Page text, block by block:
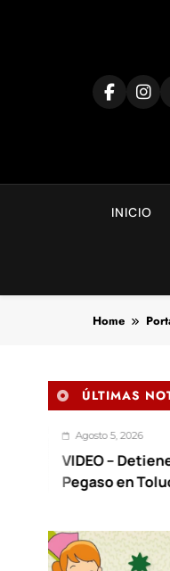
INICIO
Home
ÚLTIMAS
Detienen a 17 en
en Toluca